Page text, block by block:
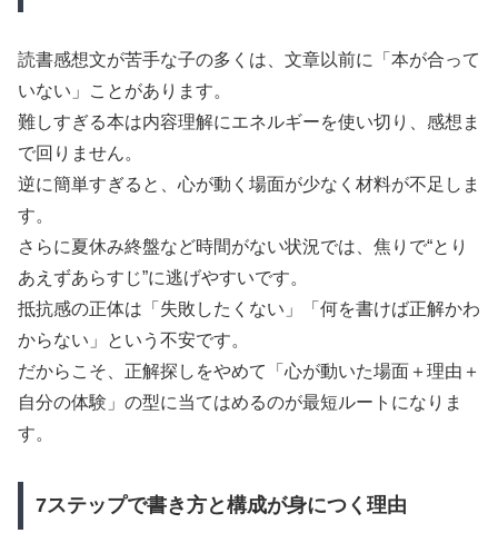
読書感想文が苦手な子の多くは、文章以前に「本が合って
いない」ことがあります。
難しすぎる本は内容理解にエネルギーを使い切り、感想ま
で回りません。
逆に簡単すぎると、心が動く場面が少なく材料が不足しま
す。
さらに夏休み終盤など時間がない状況では、焦りで“とり
あえずあらすじ”に逃げやすいです。
抵抗感の正体は「失敗したくない」「何を書けば正解かわ
からない」という不安です。
だからこそ、正解探しをやめて「心が動いた場面＋理由＋
自分の体験」の型に当てはめるのが最短ルートになりま
す。
7ステップで書き方と構成が身につく理由